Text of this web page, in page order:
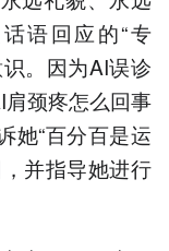
语回应的“专
。因为AI误诊
颈疼怎么回事
她“百分百是运
并指导她进行